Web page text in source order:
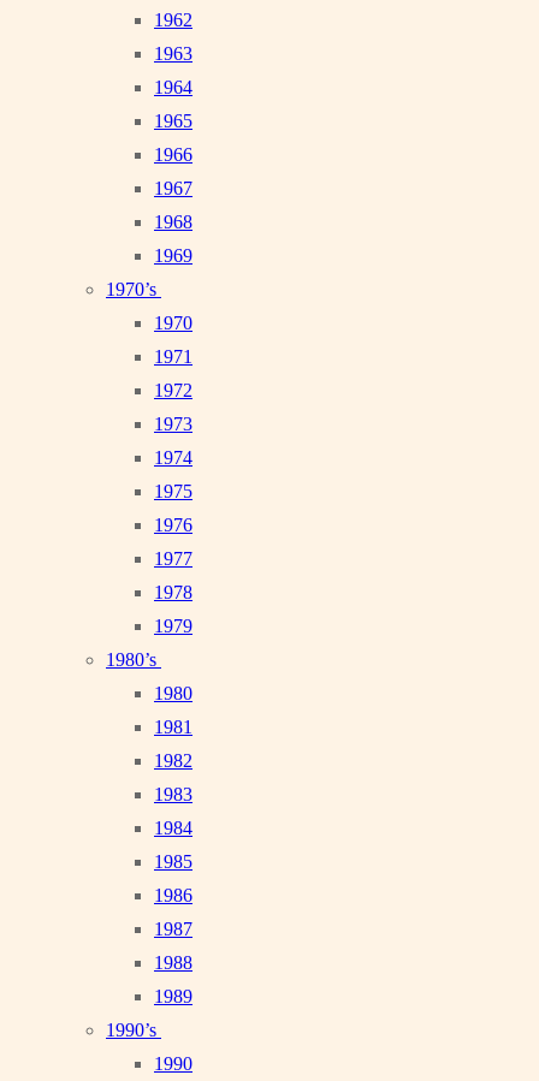
1962
1963
1964
1965
1966
1967
1968
1969
1970’s
1970
1971
1972
1973
1974
1975
1976
1977
1978
1979
1980’s
1980
1981
1982
1983
1984
1985
1986
1987
1988
1989
1990’s
1990